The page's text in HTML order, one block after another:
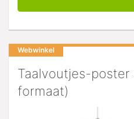
Webwinkel
Taalvoutjes-poster
formaat)